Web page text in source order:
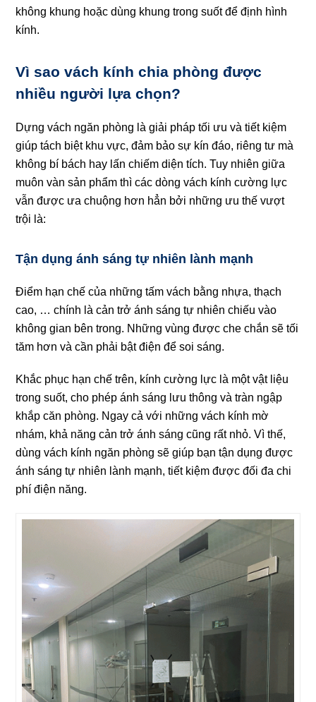
không khung hoặc dùng khung trong suốt để định hình
kính.
Vì sao vách kính chia phòng được
nhiều người lựa chọn?
Dựng vách ngăn phòng là giải pháp tối ưu và tiết kiệm
giúp tách biệt khu vực, đảm bảo sự kín đáo, riêng tư mà
không bí bách hay lấn chiếm diện tích. Tuy nhiên giữa
muôn vàn sản phẩm thì các dòng vách kính cường lực
vẫn được ưa chuộng hơn hẳn bởi những ưu thế vượt
trội là:
Tận dụng ánh sáng tự nhiên lành mạnh
Điểm hạn chế của những tấm vách bằng nhựa, thạch
cao, … chính là cản trở ánh sáng tự nhiên chiếu vào
không gian bên trong. Những vùng được che chắn sẽ tối
tăm hơn và cần phải bật điện để soi sáng.
Khắc phục hạn chế trên, kính cường lực là một vật liệu
trong suốt, cho phép ánh sáng lưu thông và tràn ngập
khắp căn phòng. Ngay cả với những vách kính mờ
nhám, khả năng cản trở ánh sáng cũng rất nhỏ. Vì thế,
dùng vách kính ngăn phòng sẽ giúp bạn tận dụng được
ánh sáng tự nhiên lành mạnh, tiết kiệm được đối đa chi
phí điện năng.